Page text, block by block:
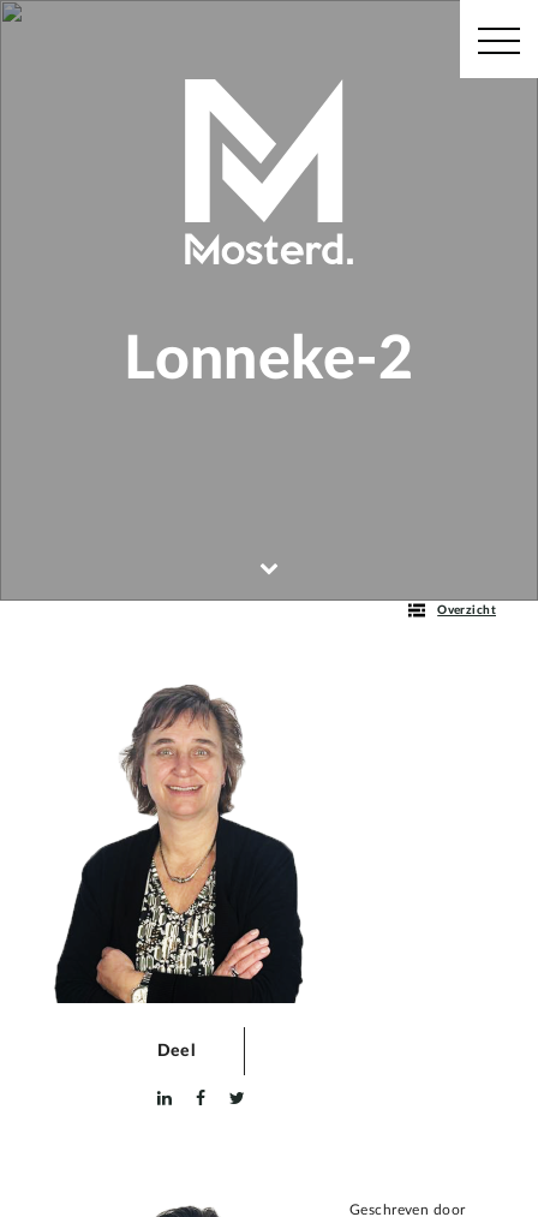
Lonneke-2
Overzicht
Deel
Geschreven door